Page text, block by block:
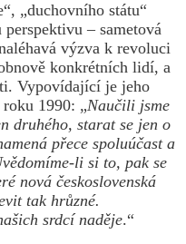
„duchovního státu“
– sametová
výzva k revoluci
konkrétních lidí, a
Vypovídající je jeho
1990: „Naučili jsme
druhého, starat se jen o
přece spoluúčast a
li si to, pak se
nová československá
tak hrůzné.
srdcí naděje.“